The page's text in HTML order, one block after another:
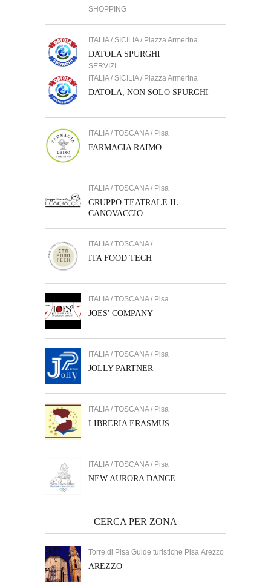
SHOPPING
ITALIA / SICILIA / Piazza Armerina
DATOLA SPURGHI
SERVIZI
ITALIA / SICILIA / Piazza Armerina
DATOLA, NON SOLO SPURGHI
ITALIA / TOSCANA / Pisa
FARMACIA RAIMO
ITALIA / TOSCANA / Pisa
GRUPPO TEATRALE IL
CANOVACCIO
ITALIA / TOSCANA /
ITA FOOD TECH
ITALIA / TOSCANA / Pisa
JOES' COMPANY
ITALIA / TOSCANA / Pisa
JOLLY PARTNER
ITALIA / TOSCANA / Pisa
LIBRERIA ERASMUS
ITALIA / TOSCANA / Pisa
NEW AURORA DANCE
CERCA PER ZONA
Torre di Pisa Guide turistiche Pisa Arezzo
AREZZO